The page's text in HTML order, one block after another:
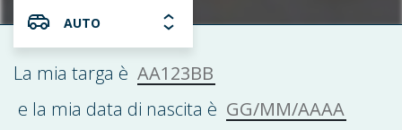
AUTO
La mia targa è AA123BB
e la mia data di nascita è GG/MM/AAAA